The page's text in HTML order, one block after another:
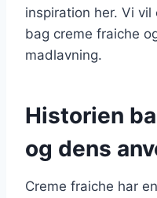
inspiration her. Vi
bag creme fraiche
madlavning.
Historien
og dens
Creme fraiche har